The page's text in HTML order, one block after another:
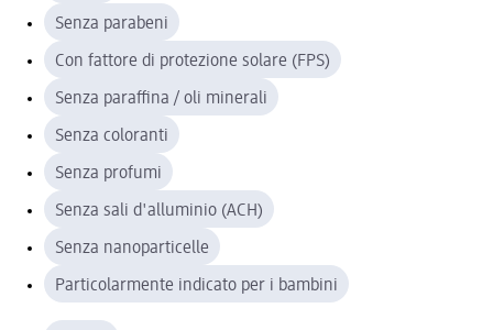
Senza parabeni
Con fattore di protezione solare (FPS)
Senza paraffina / oli minerali
Senza coloranti
Senza profumi
Senza sali d'alluminio (ACH)
Senza nanoparticelle
Particolarmente indicato per i bambini